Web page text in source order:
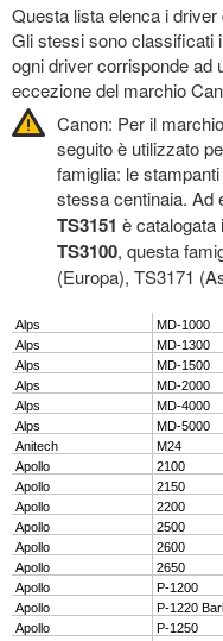
Questa lista elenca i
Gli stessi sono classificati
ogni driver corrisponde ad
eccezione del marchio
Canon: Per il
seguito è utilizzato
famiglia: le
stessa centinaia. Ad
TS3151 è catalogata
TS3100, questa
(Europa), TS3171